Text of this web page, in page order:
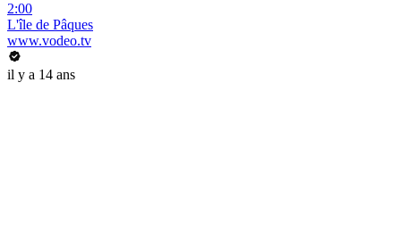
2:00
L'île de Pâques
www.vodeo.tv
il y a 14 ans